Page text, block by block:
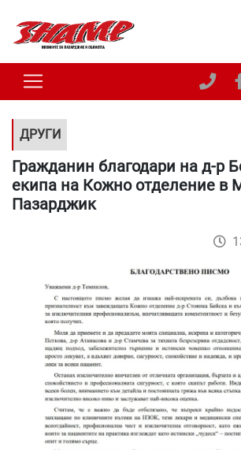
ДРУГИ
Гражданин благодари на д-р
екипа на Кожно отделение в
Пазарджик